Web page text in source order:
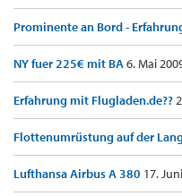
Prominente an Bord -
NY fuer 225€ mit BA6. Mai
Erfahrung mit Flugladen.de??
Flottenumrüstung auf der
Lufthansa Airbus A 380 17.